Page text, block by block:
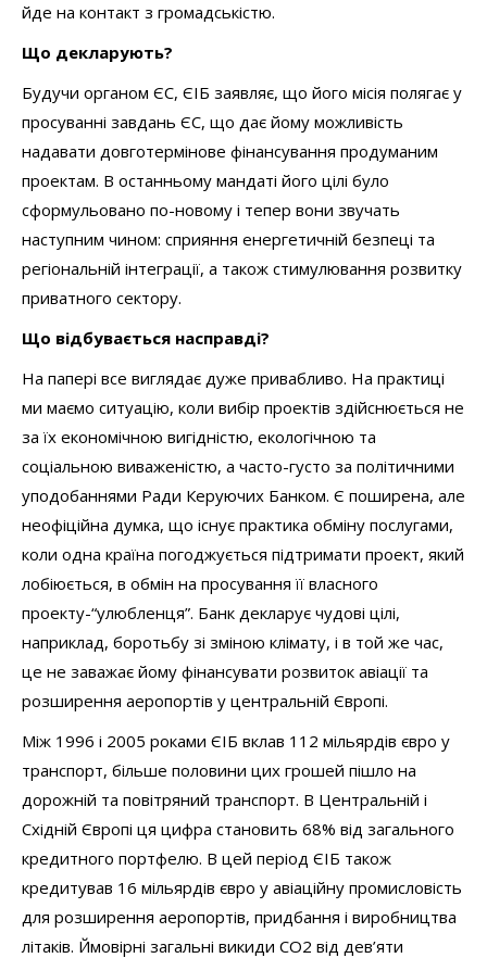
йде на контакт з громадськістю.
Що декларують?
Будучи органом ЄС, ЄІБ заявляє, що його місія полягає у
просуванні завдань ЄС, що дає йому можливість
надавати довготермінове фінансування продуманим
проектам. В останньому мандаті його цілі було
сформульовано по-новому і тепер вони звучать
наступним чином: сприяння енергетичній безпеці та
регіональній інтеграції, а також стимулювання розвитку
приватного сектору.
Що відбувається насправді?
На папері все виглядає дуже привабливо. На практиці
ми маємо ситуацію, коли вибір проектів здійснюється не
за їх економічною вигідністю, екологічною та
соціальною виваженістю, а часто-густо за політичними
уподобаннями Ради Керуючих Банком. Є поширена, але
неофіційна думка, що існує практика обміну послугами,
коли одна країна погоджується підтримати проект, який
лобіюється, в обмін на просування її власного
проекту-“улюбленця”. Банк декларує чудові цілі,
наприклад, боротьбу зі зміною клімату, і в той же час,
це не заважає йому фінансувати розвиток авіації та
розширення аеропортів у центральній Європі.
Між 1996 і 2005 роками ЄІБ вклав 112 мільярдів євро у
транспорт, більше половини цих грошей пішло на
дорожній та повітряний транспорт. В Центральній і
Східній Європі ця цифра становить 68% від загального
кредитного портфелю. В цей період ЄІБ також
кредитував 16 мільярдів євро у авіаційну промисловість
для розширення аеропортів, придбання і виробництва
літаків. Ймовірні загальні викиди СО2 від дев’яти